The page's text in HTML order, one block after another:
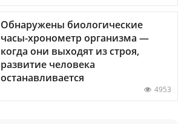
Обнаружены биологические
часы-хронометр организма —
когда они выходят из строя,
развитие человека
останавливается
4953